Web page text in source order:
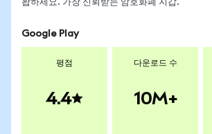
왑하세요. 가장 신뢰받는 암호화폐 지갑.
Google Play
평점
4.4
다운로드 수
10M+